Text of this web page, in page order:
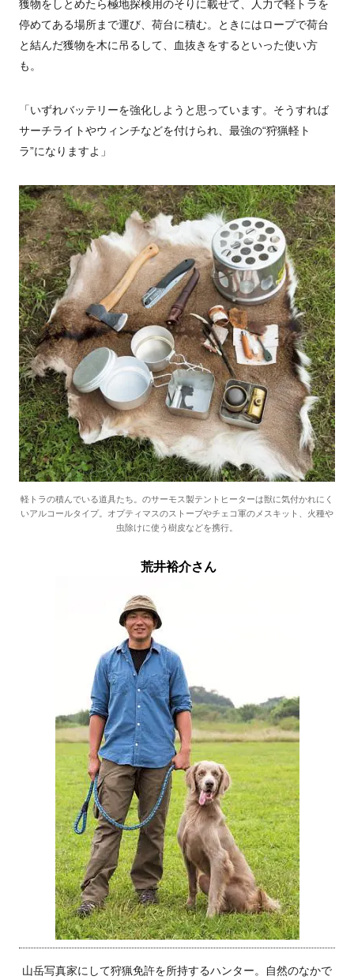
獲物をしとめたら極地探検用のそりに載せて、人力で軽トラを
停めてある場所まで運び、荷台に積む。ときにはロープで荷台
と結んだ獲物を木に吊るして、血抜きをするといった使い方
も。
「いずれバッテリーを強化しようと思っています。そうすれば
サーチライトやウィンチなどを付けられ、最強の“狩猟軽ト
ラ”になりますよ」
軽トラの積んでいる道具たち。のサーモス製テントヒーターは獣に気付かれにく
いアルコールタイプ。オプティマスのストーブやチェコ軍のメスキット、火種や
虫除けに使う樹皮などを携行。
荒井裕介さん
山岳写真家にして狩猟免許を所持するハンター。自然のなかで